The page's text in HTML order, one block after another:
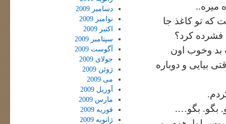
میره..
که تو کاغذ جا
فشرده کرد؟
وخوب اون
بیایی و دوباره
بگو. بگو….
دسامبر 2009
نوامبر 2009
اکتبر 2009
سپتامبر 2009
آگوست 2009
جولای 2009
ژوئن 2009
می 2009
آوریل 2009
مارس 2009
فوریه 2009
ژانویه 2009